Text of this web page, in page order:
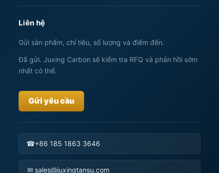
Liên hệ
Gửi sản phẩm, chỉ tiêu, số lượng và điểm đến.
Đã gửi. Juxing Carbon sẽ kiểm tra RFQ và phản hồi sớm
nhất có thể.
Gửi yêu cầu
☎+86 185 1863 3646
✉ sales@juxingtansu.com